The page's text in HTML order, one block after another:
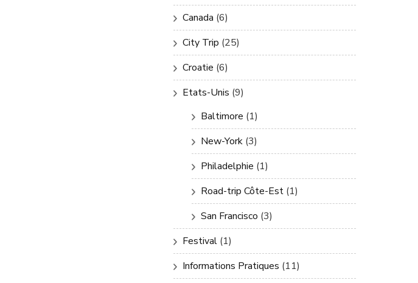
Canada (6)
City Trip (25)
Croatie (6)
Etats-Unis (9)
Baltimore (1)
New-York (3)
Philadelphie (1)
Road-trip Côte-Est (1)
San Francisco (3)
Festival (1)
Informations Pratiques (11)